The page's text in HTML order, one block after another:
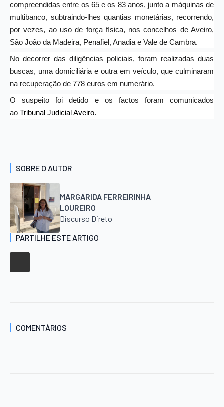
compreendidas entre os 65 e os 83 anos, junto a máquinas de
multibanco, subtraindo-lhes quantias monetárias, recorrendo,
por vezes, ao uso de força física, nos concelhos de Aveiro,
São João da Madeira, Penafiel, Anadia e Vale de Cambra.
No decorrer das diligências policiais, foram realizadas duas
buscas, uma domiciliária e outra em veículo, que culminaram
na recuperação de 778 euros em numerário.
O suspeito foi detido e os factos foram comunicados
ao Tribunal Judicial Aveiro.
SOBRE O AUTOR
MARGARIDA FERREIRINHA
LOUREIRO
Discurso Direto
PARTILHE ESTE ARTIGO
COMENTÁRIOS